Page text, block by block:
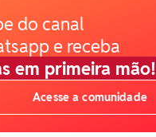
do canal
e receba
em primeira mão!
Acesse a comunidade